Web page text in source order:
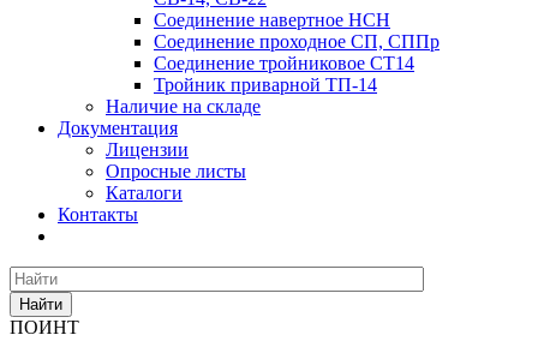
Соединение навертное НСН
Соединение проходное СП, СППр
Соединение тройниковое СТ14
Тройник приварной ТП-14
Наличие на складе
Документация
Лицензии
Опросные листы
Каталоги
Контакты
Найти
ПОИНТ